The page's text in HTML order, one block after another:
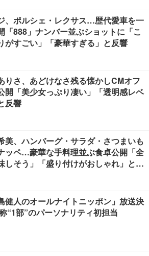
、ポルシェ・レクサス…歴代愛車を一
「888」ナンバー並ぶショットに「こ
がすごい」「豪華すぎる」と反響
りさ、あどけなさ残る懐かしCMオフ
開「美少女っぷり凄い」「透明感レベ
反響
美、ハンバーグ・サラダ・さつまいも
ッペ…豪華な手料理並ぶ食卓公開「全
しそう」「盛り付けがおしゃれ」と絶
健人のオールナイトニッポン」放送決
“1部”のパーソナリティ初担当